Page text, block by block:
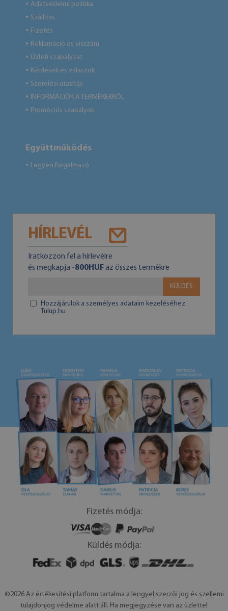
● Adatvédelmi politika
● Szállítás
● Fizetés
● Reklamáció és visszáru
● Üzleti szabályzat
● Kérdések és válaszok
● Szerelési utasítás
● INFORMÁCIÓK A TERMÉKEKRŐL
● Promóciós szabályok
Együttműködés
● Legyen forgalmazó
HÍRLEVÉL
Iratkozzon fel a hírlevélre
és megkapja -800HUFaz összes termékre
KÜLDÉS
Hozzájárulok a személyes adataim kezeléséhez
Tulup.hu
Fizetés módja:
Küldés módja:
©2026 Az értékesítési platform tartalma a lengyel szerzői jog és szellemi
tulajdonjog védelme alatt áll. Ha megjegyzése van az üzlettel